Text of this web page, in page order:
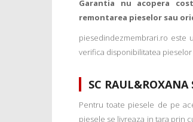
Garantia nu acopera
remontarea pieselor sau
piesedindezmembrari.ro este
verifica disponibilitatea
SC RAUL&ROXANA
Pentru toate piesele de pe
piesele se livreaza in tara prin